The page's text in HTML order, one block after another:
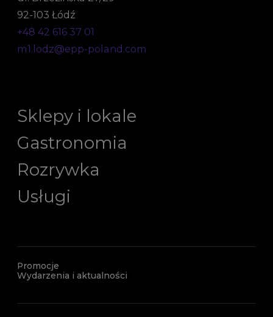
92-103 Łódź
+48 42 616 37 01
m1.lodz@epp-poland.com
Sklepy i lokale
Gastronomia
Rozrywka
Usługi
Promocje
Wydarzenia i aktualności